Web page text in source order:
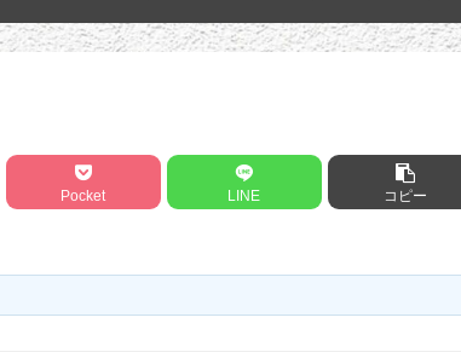
ク)
Pocket LINE コピー